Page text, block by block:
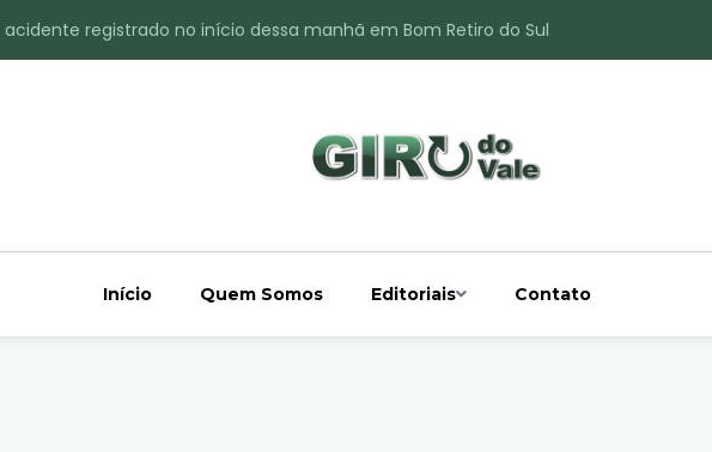
registrado no início dessa manhã em Bom Retiro do Sul
assassinado no interior de Bom Retiro do Sul
Início Quem Somos Editoriais Contato